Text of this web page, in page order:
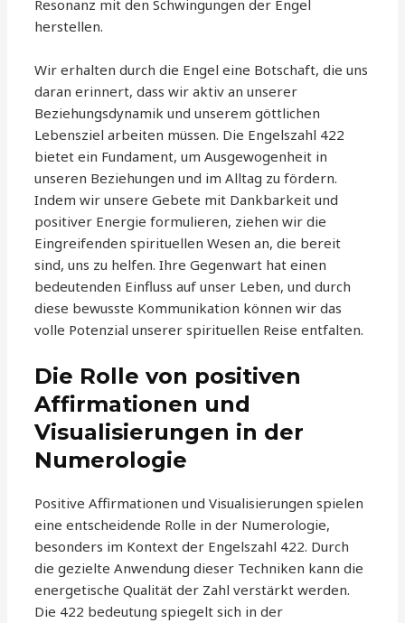
Resonanz mit den Schwingungen der Engel
herstellen.
Wir erhalten durch die Engel eine Botschaft, die uns
daran erinnert, dass wir aktiv an unserer
Beziehungsdynamik und unserem göttlichen
Lebensziel arbeiten müssen. Die Engelszahl 422
bietet ein Fundament, um Ausgewogenheit in
unseren Beziehungen und im Alltag zu fördern.
Indem wir unsere Gebete mit Dankbarkeit und
positiver Energie formulieren, ziehen wir die
Eingreifenden spirituellen Wesen an, die bereit
sind, uns zu helfen. Ihre Gegenwart hat einen
bedeutenden Einfluss auf unser Leben, und durch
diese bewusste Kommunikation können wir das
volle Potenzial unserer spirituellen Reise entfalten.
Die Rolle von positiven
Affirmationen und
Visualisierungen in der
Numerologie
Positive Affirmationen und Visualisierungen spielen
eine entscheidende Rolle in der Numerologie,
besonders im Kontext der Engelszahl 422. Durch
die gezielte Anwendung dieser Techniken kann die
energetische Qualität der Zahl verstärkt werden.
Die 422 bedeutung spiegelt sich in der